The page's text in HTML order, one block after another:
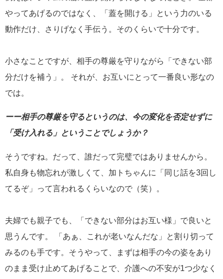
やってあげるのではなく、「蓋を開ける」という力のいる
動作だけ、さりげなく手伝う。そのくらいで十分です。
小さなことですが、相手の尊厳を守りながら「できない部
分だけを補う」。 それが、お互いにとって一番良い形なの
では。
ーー相手の尊厳を守るというのは、今の変化を否定せずに
「受け入れる」ということでしょうか？
そうですね。だって、誰だって完璧ではありませんから。
私自身も物忘れが激しくて、加トちゃんに「同じ話を3回し
てるぞ」って言われるくらいなので（笑）。
夫婦でも親子でも、「できない部分はお互い様」で良いと
思うんです。 「あぁ、これが老いなんだな」と割り切って
みるのも手です。そうやって、まずは相手の今の姿をあり
のまま受け止めてあげることで、介護への不安が1つ少なく